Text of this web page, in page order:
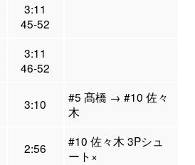
3:11
45-52
3:11
46-52
3:10
#5 髙橋 → #10 佐々
木
2:56
#10 佐々木 3Pシュ
ート×